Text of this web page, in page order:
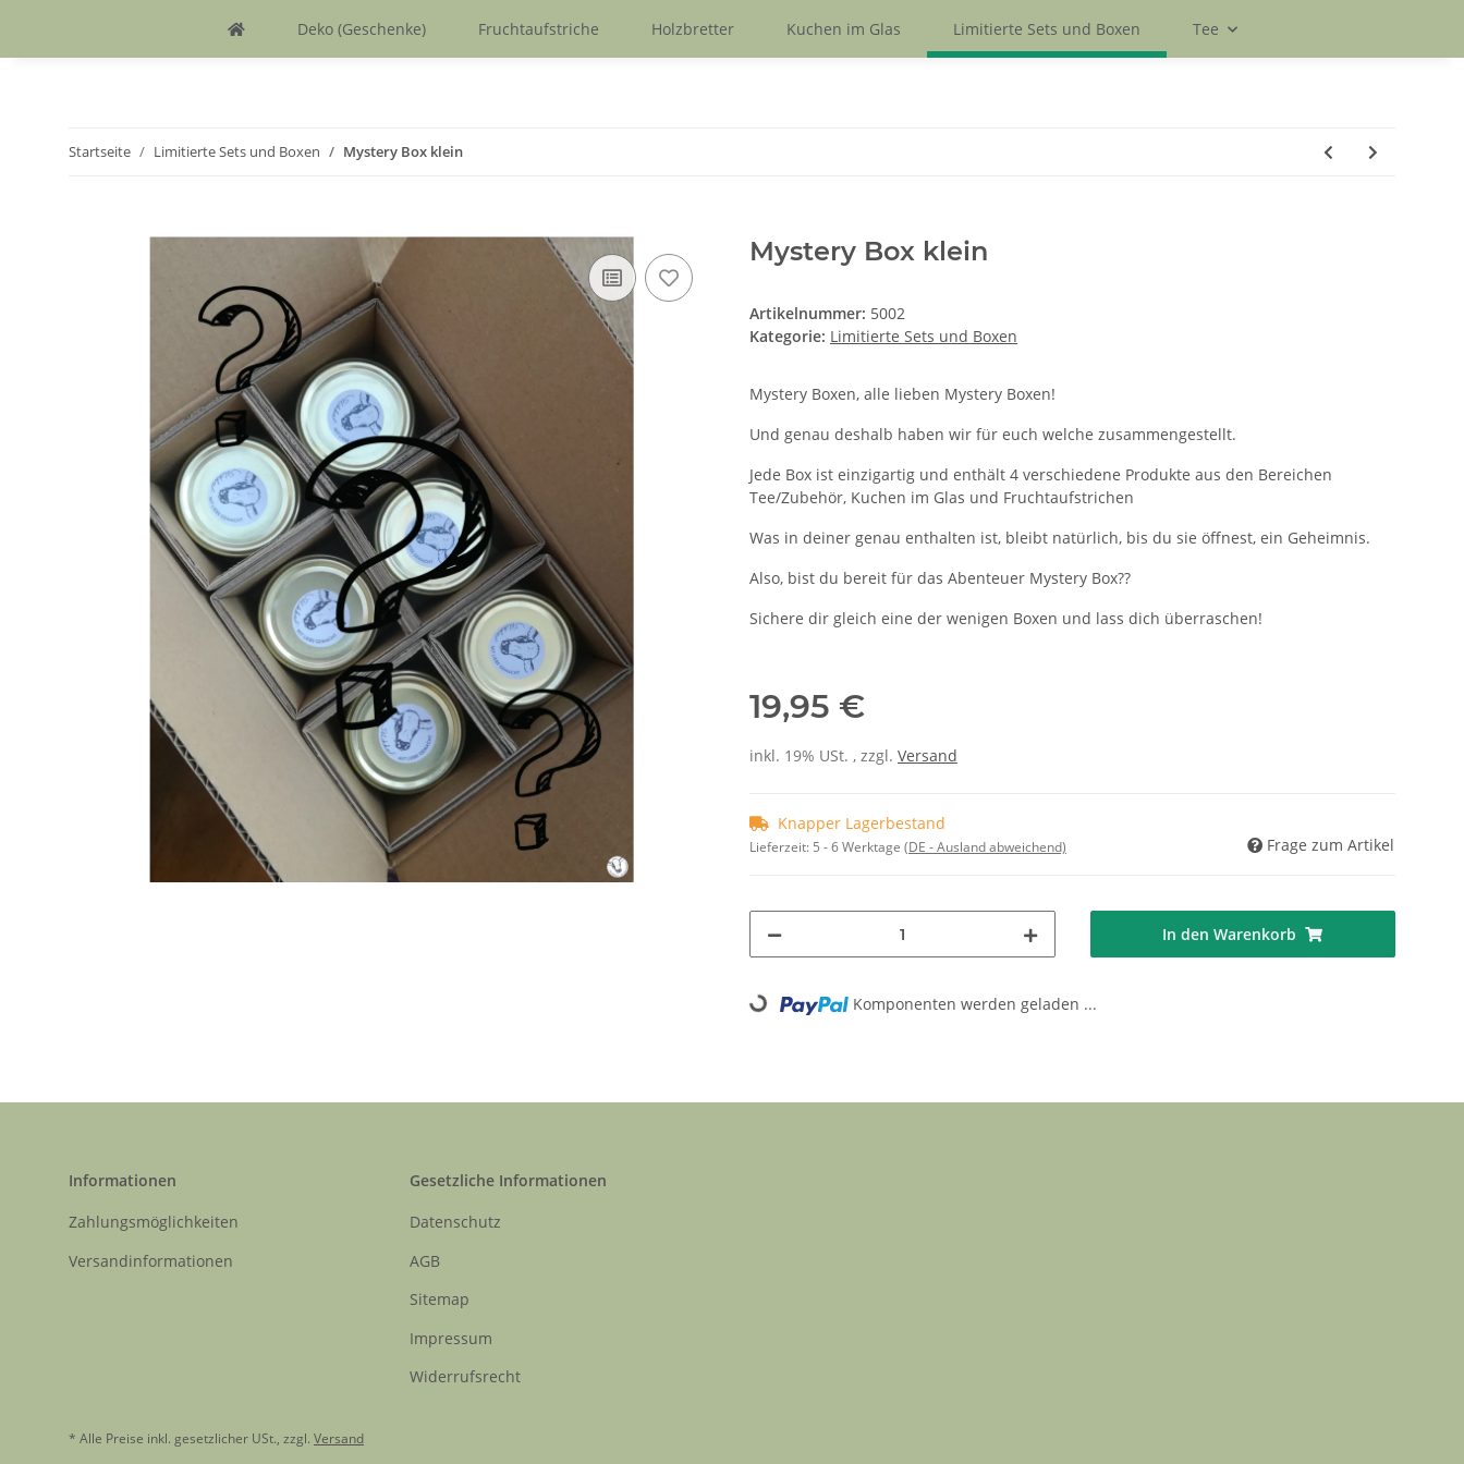
Deko (Geschenke) Fruchtaufstriche Holzbretter Kuchen im Glas Limitierte Sets und Boxen Tee
Startseite Limitierte Sets und Boxen Mystery Box klein
Mystery Box klein
Artikelnummer: 5002
Kategorie: Limitierte Sets und Boxen
Mystery Boxen, alle lieben Mystery Boxen!
Und genau deshalb haben wir für euch welche zusammengestellt.
Jede Box ist einzigartig und enthält 4 verschiedene Produkte aus den Bereichen
Tee/Zubehör, Kuchen im Glas und Fruchtaufstrichen
Was in deiner genau enthalten ist, bleibt natürlich, bis du sie öffnest, ein Geheimnis.
Also, bist du bereit für das Abenteuer Mystery Box??
Sichere dir gleich eine der wenigen Boxen und lass dich überraschen!
19,95 €
inkl. 19% USt. , zzgl. Versand
Knapper Lagerbestand
Lieferzeit: 5 - 6 Werktage (DE - Ausland abweichend) Frage zum Artikel
In den Warenkorb
Loading... Komponenten werden geladen ...
Informationen
Zahlungsmöglichkeiten
Versandinformationen
Gesetzliche Informationen
Datenschutz
AGB
Sitemap
Impressum
Widerrufsrecht
* Alle Preise inkl. gesetzlicher USt., zzgl. Versand